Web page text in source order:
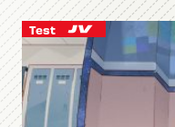
Test